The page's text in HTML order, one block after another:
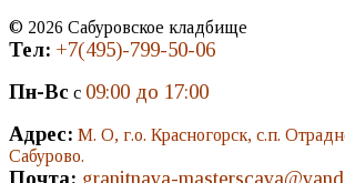
© 2026 Сабуровское кладбище
Тел: +7(495)-799-50-06
Пн-Вс с 09:00 до 17:00
Адрес: М. О, г.о. Красногорск, с.п.
Сабурово.
Почта: granitnaya-